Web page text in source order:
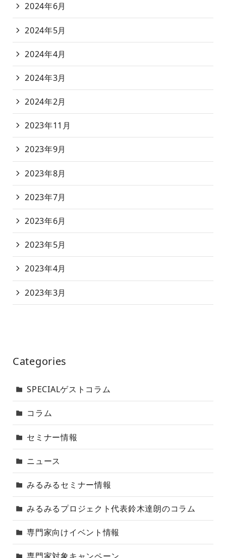
2024年6月
2024年5月
2024年4月
2024年3月
2024年2月
2023年11月
2023年9月
2023年8月
2023年7月
2023年6月
2023年5月
2023年4月
2023年3月
Categories
SPECIALゲストコラム
コラム
セミナー情報
ニュース
みるみるセミナー情報
みるみるプロジェクト代表鈴木達朗のコラム
専門家向けイベント情報